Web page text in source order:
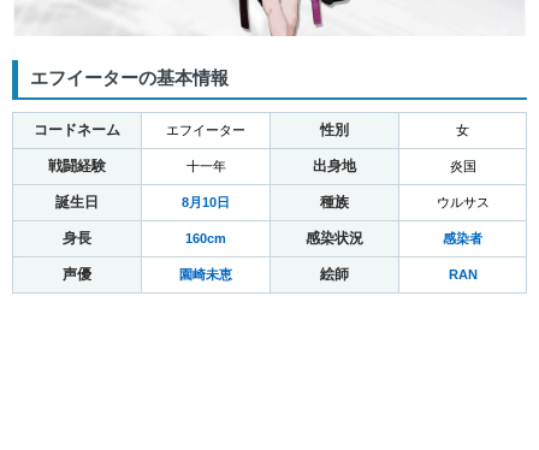
エフイーターの基本情報
コードネーム エフイーター 性別 女
戦闘経験 十一年 出身地 炎国
誕生日 8月10日 種族 ウルサス
身長 160cm 感染状況 感染者
声優 園崎未恵 絵師 RAN